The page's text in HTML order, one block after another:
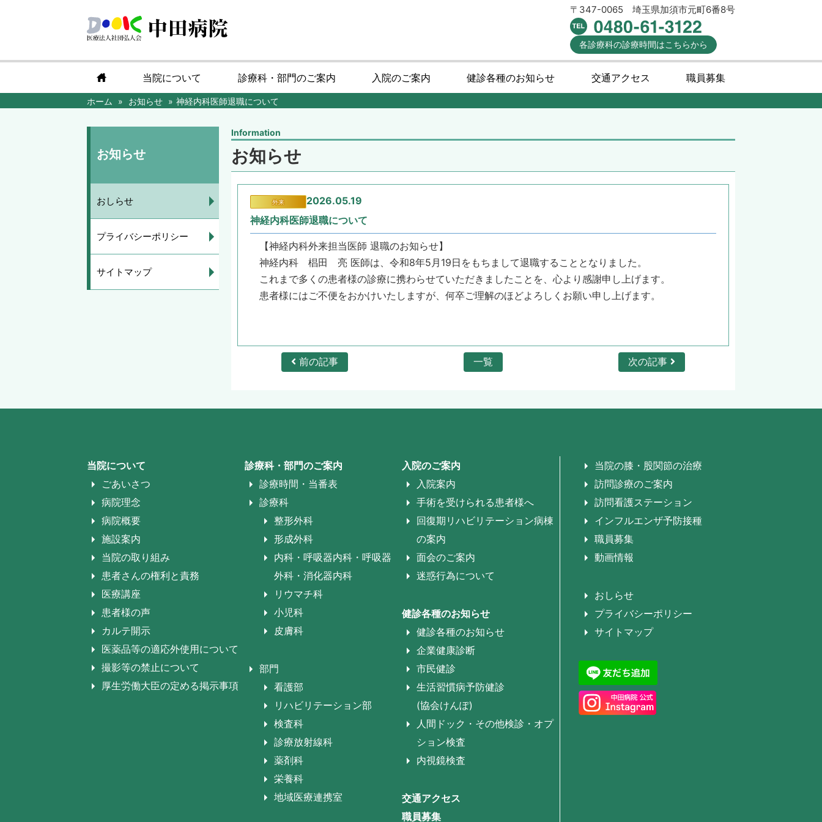
〒347-0065 埼玉県加須市元町6番8号
各診療科の診療時間はこちらから
home 当院について 診療科・部門のご案内 入院のご案内 健診各種のお知らせ 交通アクセス 職員募集
ホーム お知らせ 神経内科医師退職について
Information
お知らせ
外来
2026.05.19
神経内科医師退職について
【神経内科外来担当医師 退職のお知らせ】
神経内科 椙田 亮 医師は、令和8年5月19日をもちまして退職することとなりました。
これまで多くの患者様の診療に携わらせていただきましたことを、心より感謝申し上げます。
患者様にはご不便をおかけいたしますが、何卒ご理解のほどよろしくお願い申し上げます。
前の記事 一覧 次の記事
お知らせ
おしらせ
プライバシーポリシー
サイトマップ
当院について
ごあいさつ
病院理念
病院概要
施設案内
当院の取り組み
患者さんの権利と責務
医療講座
患者様の声
カルテ開示
医薬品等の適応外使用について
撮影等の禁止について
厚生労働大臣の定める掲示事項
診療科・部門のご案内
診療時間・当番表
診療科
整形外科
形成外科
内科・呼吸器内科・呼吸器
外科・消化器内科
リウマチ科
小児科
皮膚科
部門
看護部
リハビリテーション部
検査科
診療放射線科
薬剤科
栄養科
地域医療連携室
入院のご案内
入院案内
手術を受けられる患者様へ
回復期リハビリテーション病棟
の案内
面会のご案内
迷惑行為について
健診各種のお知らせ
健診各種のお知らせ
企業健康診断
市民健診
生活習慣病予防健診
(協会けんぽ)
人間ドック・その他検診・オプ
ション検査
内視鏡検査
交通アクセス
職員募集
当院の膝・股関節の治療
訪問診療のご案内
訪問看護ステーション
インフルエンザ予防接種
職員募集
動画情報
おしらせ
プライバシーポリシー
サイトマップ